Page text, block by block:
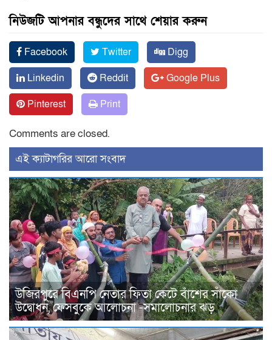
নিউজটি আপনার বন্ধুদের সাথে শেয়ার করুন
Facebook Twitter
Digg
Linkedin
Reddit
Google Plus
Pinterest
Print
Comments are closed.
‍এই ক্যাটাগরির ‍আরো সংবাদ
উজিরপুরে বিএনপি নেতার ফিতা কেটে বাঁশের সাঁকো
উদ্বোধন, ফেসবুকে আলোচনা -সমালোচনার ঝড়